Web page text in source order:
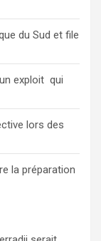
du Sud et file
exploit qui
lors des
la préparation